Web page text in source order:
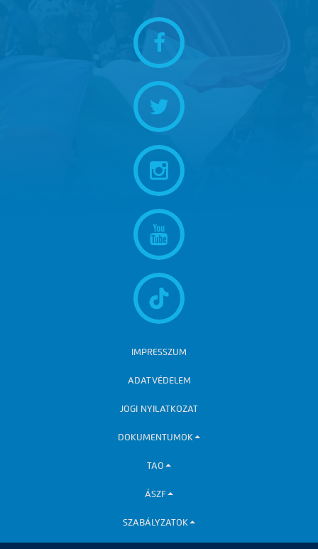
IMPRESSZUM
ADATVÉDELEM
JOGI NYILATKOZAT
DOKUMENTUMOK
TAO
ÁSZF
SZABÁLYZATOK